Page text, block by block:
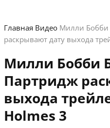
Главная Видео Милли Бобби
раскрывают дату выхода
Милли Бобби
Партридж
выхода
Holmes 3